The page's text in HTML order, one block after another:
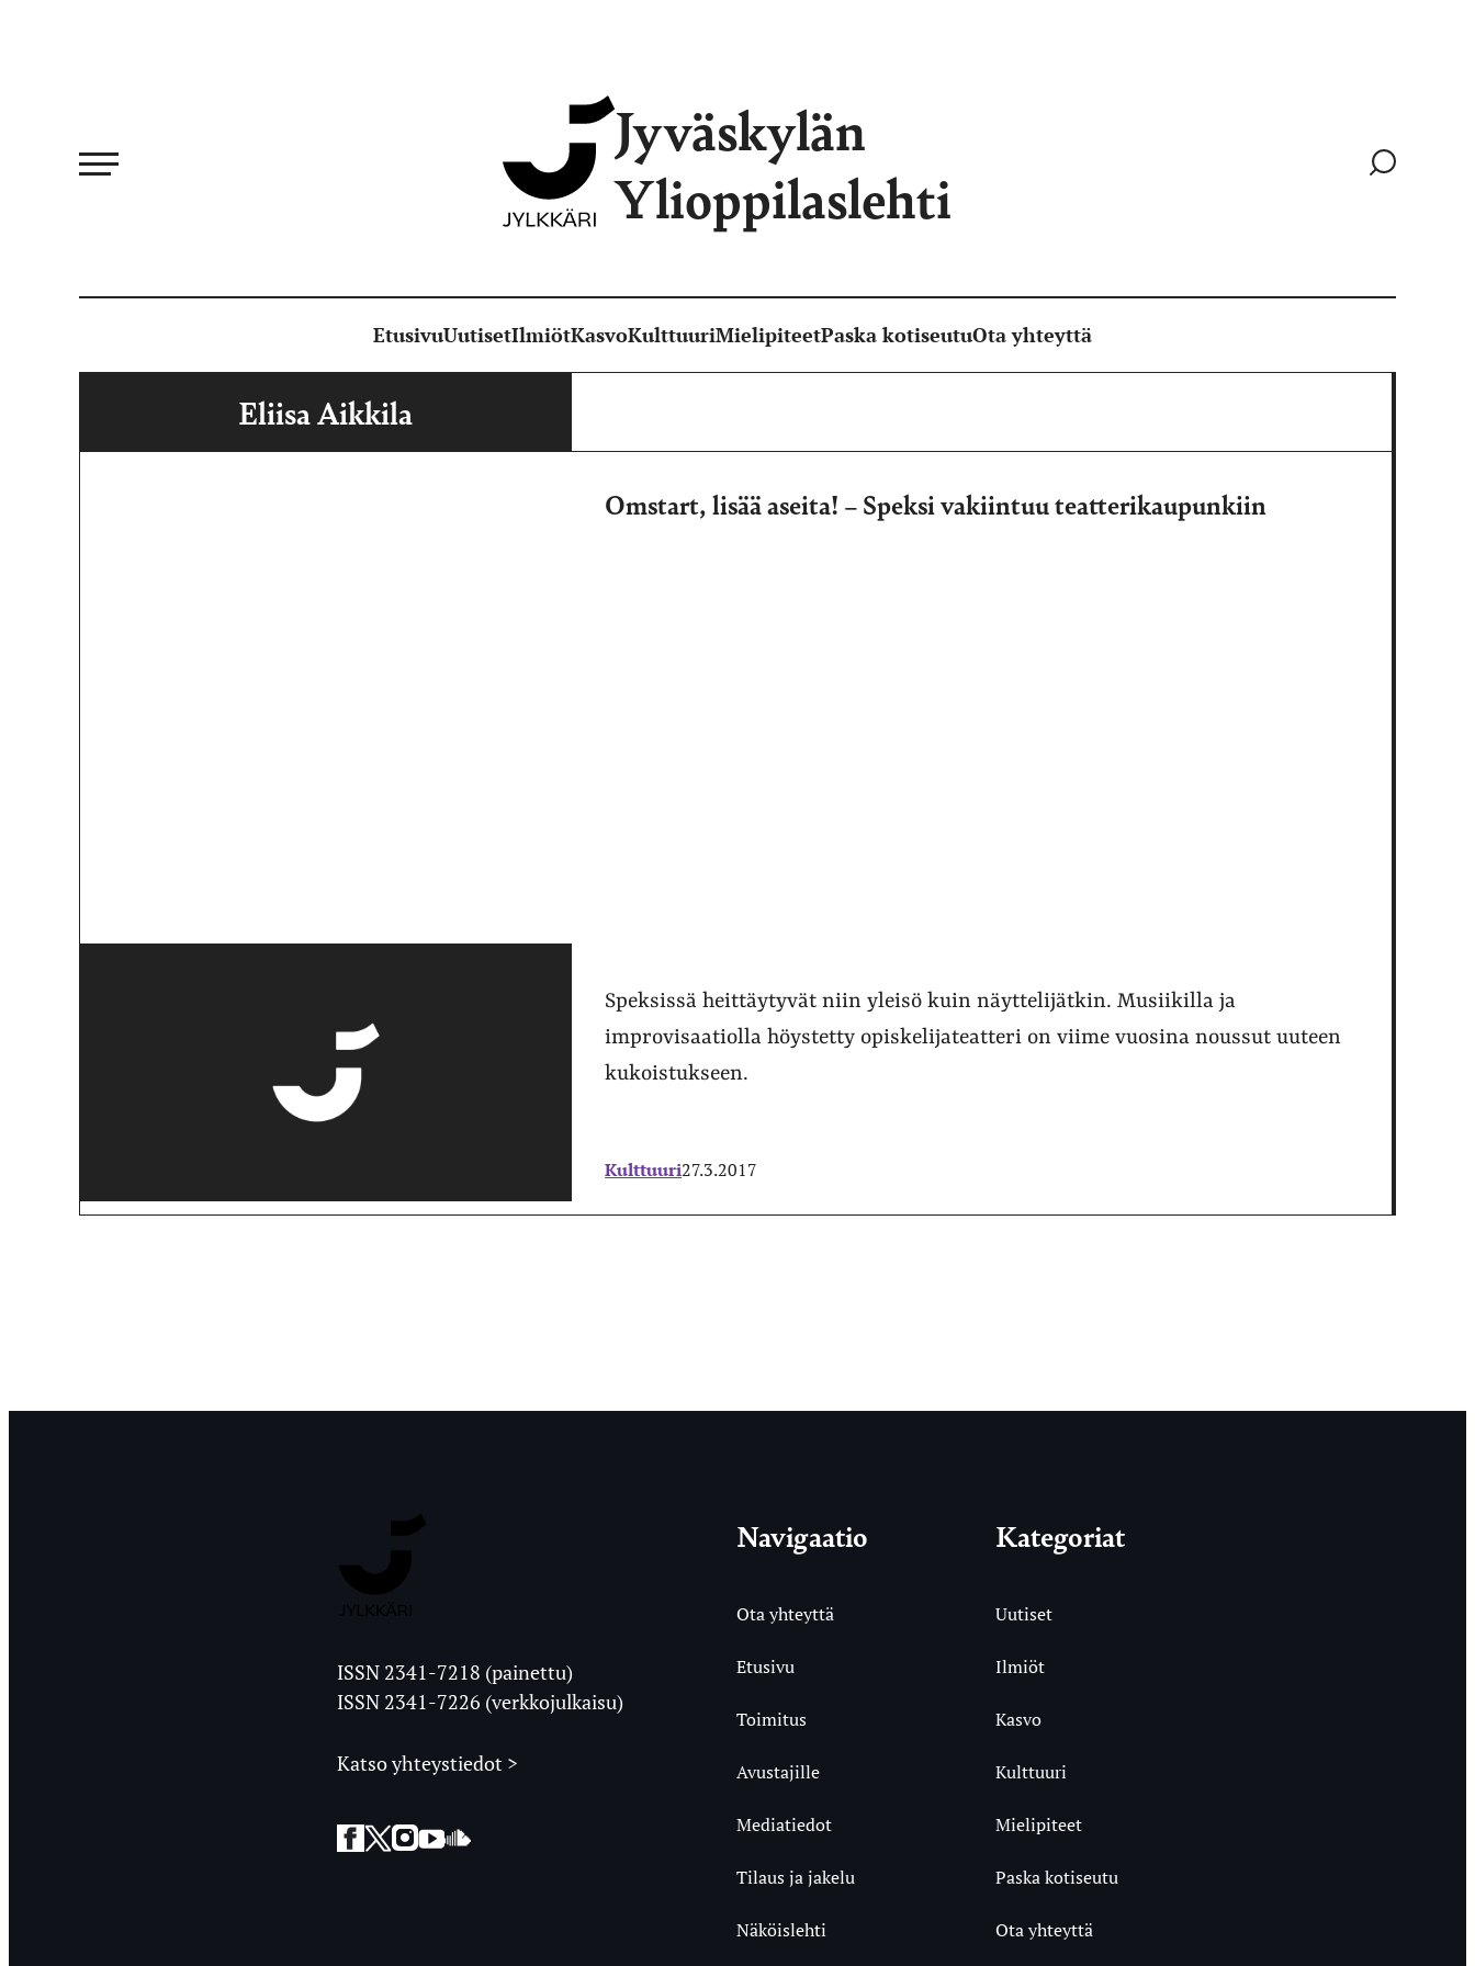
Jyväskylän
Ylioppilaslehti
Siirry
EtusivuUutisetIlmiötKasvoKulttuuriMielipiteetPaska kotiseutuOta yhteyttä
Eliisa Aikkila
Omstart, lisää aseita! – Speksi vakiintuu teatterikaupunkiin
Speksissä heittäytyvät niin yleisö kuin näyttelijätkin. Musiikilla ja
improvisaatiolla höystetty opiskelijateatteri on viime vuosina noussut uuteen
kukoistukseen.
Kulttuuri27.3.2017
Ylioppilaslehti
ISSN 2341-7218 (painettu)
ISSN 2341-7226 (verkkojulkaisu)
Katso yhteystiedot >
Facebook
Twitter
Instagram
YouTubeSoundCloud
Navigaatio
Ota yhteyttä
Etusivu
Toimitus
Avustajille
Mediatiedot
Tilaus ja jakelu
Näköislehti
Kategoriat
Uutiset
Ilmiöt
Kasvo
Kulttuuri
Mielipiteet
Paska kotiseutu
Ota yhteyttä